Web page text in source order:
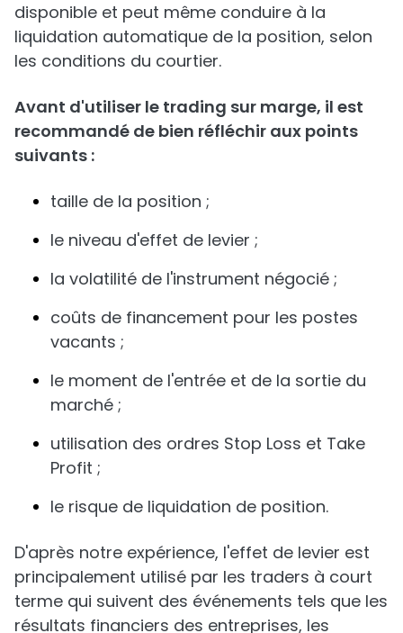
disponible et peut même conduire à la
liquidation automatique de la position, selon
les conditions du courtier.
Avant d'utiliser le trading sur marge, il est
recommandé de bien réfléchir aux points
suivants :
taille de la position ;
le niveau d'effet de levier ;
la volatilité de l'instrument négocié ;
coûts de financement pour les postes
vacants ;
le moment de l'entrée et de la sortie du
marché ;
utilisation des ordres Stop Loss et Take
Profit ;
le risque de liquidation de position.
D'après notre expérience, l'effet de levier est
principalement utilisé par les traders à court
terme qui suivent des événements tels que les
résultats financiers des entreprises, les